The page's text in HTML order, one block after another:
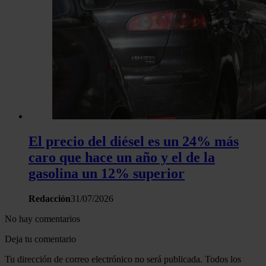
El precio del diésel es un 24% más
caro que hace un año y el de la
gasolina un 12% superior
Redacción31/07/2026
No hay comentarios
Deja tu comentario
Tu dirección de correo electrónico no será publicada. Todos los